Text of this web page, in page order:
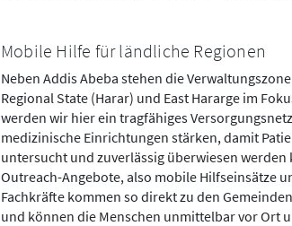
Mobile Hilfe für ländliche Regionen
Neben Addis Abeba stehen die
Regional State (Harar) und East Hararge im
werden wir hier ein tragfähiges
medizinische Einrichtungen stärken, damit
untersucht und zuverlässig überwiesen
Outreach-Angebote, also mobile Hilfseinsätze
Fachkräfte kommen so direkt zu den
und können die Menschen unmittelbar vor Ort